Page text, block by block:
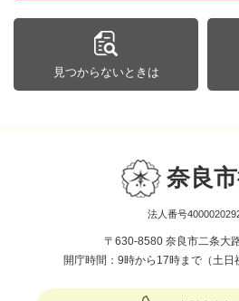
見つからないときは
奈良
法人番号
〒630-8580 奈良市二条大
開庁時間：9時から17時まで（土日